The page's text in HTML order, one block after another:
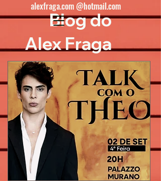
Blog do
Alex Fraga
alexfraga.com @hotmail.com